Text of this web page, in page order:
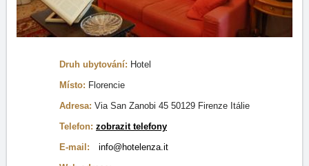
Druh ubytování: Hotel
Místo: Florencie
Adresa: Via San Zanobi 45 50129 Firenze Itálie
Telefon: zobrazit telefony
E-mail:
info@hotelenza.it